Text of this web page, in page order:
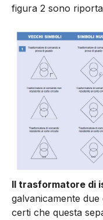
figura 2 sono
Il trasformatore di
galvanicamente
certi che questa